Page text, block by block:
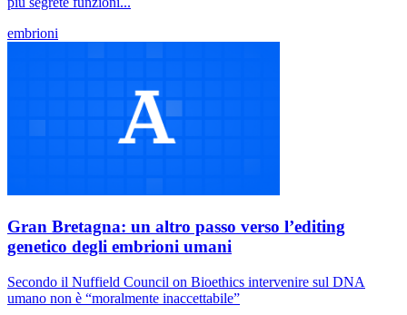
embrioni
Gran Bretagna: un altro passo verso l’editing
genetico degli embrioni umani
Secondo il Nuffield Council on Bioethics intervenire sul DNA
umano non è “moralmente inaccettabile”